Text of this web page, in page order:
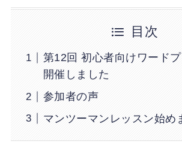
目次
第12回 初心者向けワード
開催しました
参加者の声
マンツーマンレッスン始め